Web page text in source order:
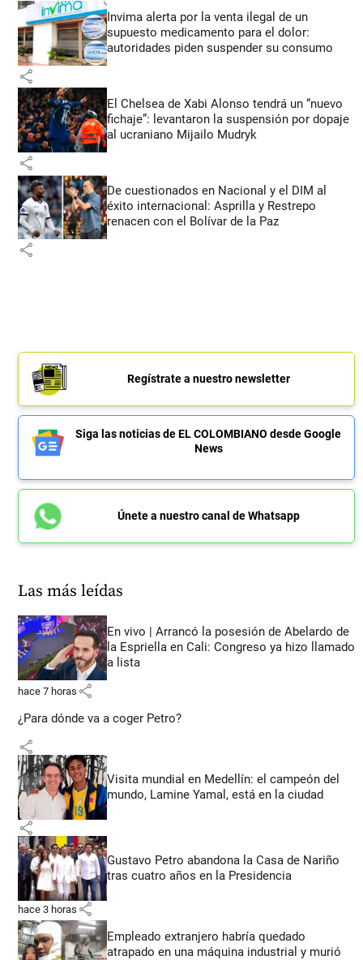
Invima alerta por la venta ilegal de un
supuesto medicamento para el dolor:
autoridades piden suspender su consumo
share
El Chelsea de Xabi Alonso tendrá un “nuevo
fichaje”: levantaron la suspensión por dopaje
al ucraniano Mijailo Mudryk
share
De cuestionados en Nacional y el DIM al
éxito internacional: Asprilla y Restrepo
renacen con el Bolívar de la Paz
share
Regístrate a nuestro newsletter
Siga las noticias de EL COLOMBIANO desde Google
News
Únete a nuestro canal de Whatsapp
Las más leídas
En vivo | Arrancó la posesión de Abelardo de
la Espriella en Cali: Congreso ya hizo llamado
a lista
hace 7 horas share
¿Para dónde va a coger Petro?
share
Visita mundial en Medellín: el campeón del
mundo, Lamine Yamal, está en la ciudad
share
Gustavo Petro abandona la Casa de Nariño
tras cuatro años en la Presidencia
hace 3 horas share
Empleado extranjero habría quedado
atrapado en una máquina industrial y murió